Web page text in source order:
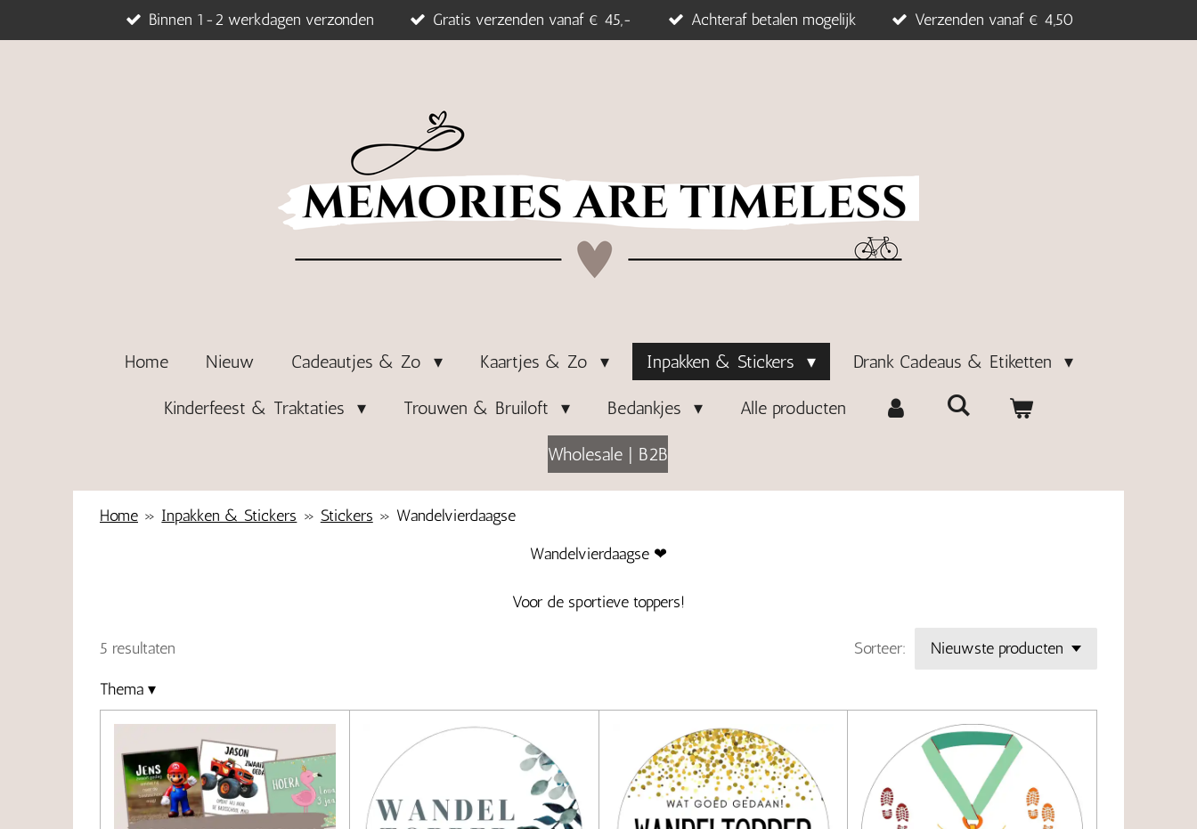
direct
Binnen 1-2 werkdagen verzonden Gratis verzenden vanaf € 45,- Achteraf betalen mogelijk Verzenden vanaf € 4,50
Home Nieuw Cadeautjes & Zo Kaartjes & Zo Inpakken & Stickers Drank Cadeaus & Etiketten
Kinderfeest & Traktaties Trouwen & Bruiloft Bedankjes Alle producten
Wholesale | B2B
Home » Inpakken & Stickers » Stickers » Wandelvierdaagse
Wandelvierdaagse ❤
Voor de sportieve toppers!
5 resultaten Sorteer:
Thema ▾